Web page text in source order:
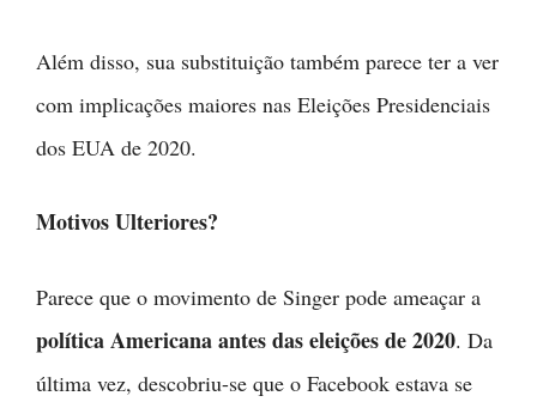
Além disso, sua substituição também parece ter a ver
com implicações maiores nas Eleições Presidenciais
dos EUA de 2020.
Motivos Ulteriores?
Parece que o movimento de Singer pode ameaçar a
política Americana antes das eleições de 2020. Da
última vez, descobriu-se que o Facebook estava se